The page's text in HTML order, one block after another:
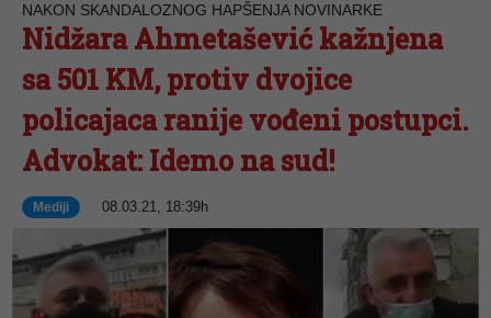
NAKON SKANDALOZNOG HAPŠENJA NOVINARKE
Nidžara Ahmetašević kažnjena
sa 501 KM, protiv dvojice
policajaca ranije vođeni postupci.
Advokat: Idemo na sud!
Mediji 08.03.21, 18:39h